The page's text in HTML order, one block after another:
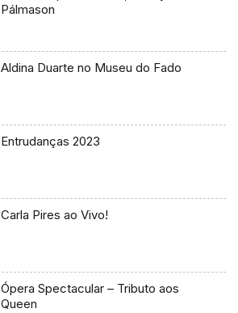
Pálmason
Aldina Duarte no Museu do Fado
Entrudanças 2023
Carla Pires ao Vivo!
Ópera Spectacular – Tributo aos
Queen